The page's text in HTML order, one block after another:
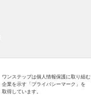
ワンステップは個人情報保護に取り組む
企業を示す「プライバシーマーク」を
取得しています。